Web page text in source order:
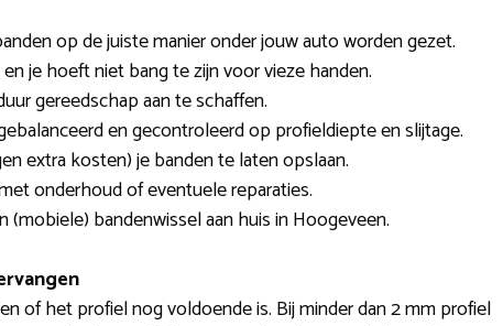
op de juiste manier onder jouw auto worden gezet.
je hoeft niet bang te zijn voor vieze handen.
gereedschap aan te schaffen.
en gecontroleerd op profieldiepte en slijtage.
extra kosten) je banden te laten opslaan.
onderhoud of eventuele reparaties.
bandenwissel aan huis in Hoogeveen.
of het profiel nog voldoende is. Bij minder dan 2 mm profiel